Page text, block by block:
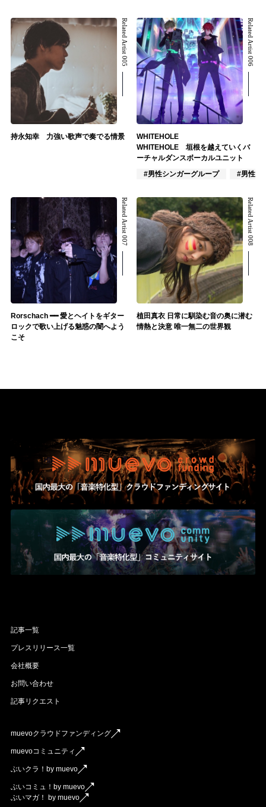
Related Artist 005
持永知幸 力強い歌声で奏でる情景
Related Artist 006
WHITEHOLE
WHITEHOLE 垣根を越えていくバ
ーチャルダンスボーカルユニット
#男性シンガーグループ
#男性ユ
Related Artist 007
Rorschach ━━ 愛とヘイトをギター
ロックで歌い上げる魅惑の闇へよう
こそ
Related Artist 008
植田真衣 日常に馴染む音の奥に潜む
情熱と決意 唯一無二の世界観
記事一覧
プレスリリース一覧
会社概要
お問い合わせ
記事リクエスト
muevoクラウドファンディング
muevoコミュニティ
ぶいクラ！by muevo
ぶいコミュ！by muevo
ぶいマガ！ by muevo